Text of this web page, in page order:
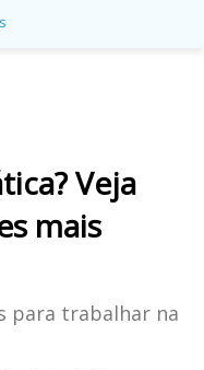
Veja
mais
para trabalhar na